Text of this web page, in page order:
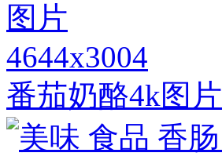
4644x3004
番茄奶酪4k图片